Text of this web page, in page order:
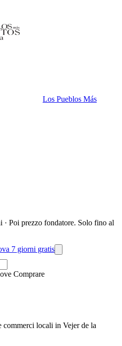
Los Pueblos Más
· Poi prezzo fondatore. Solo fino al
7 giorni gratis
Comprare
commerci locali in Vejer de la